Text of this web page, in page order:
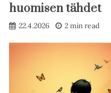
huomisen tähdet
22.4.2026 2 min read